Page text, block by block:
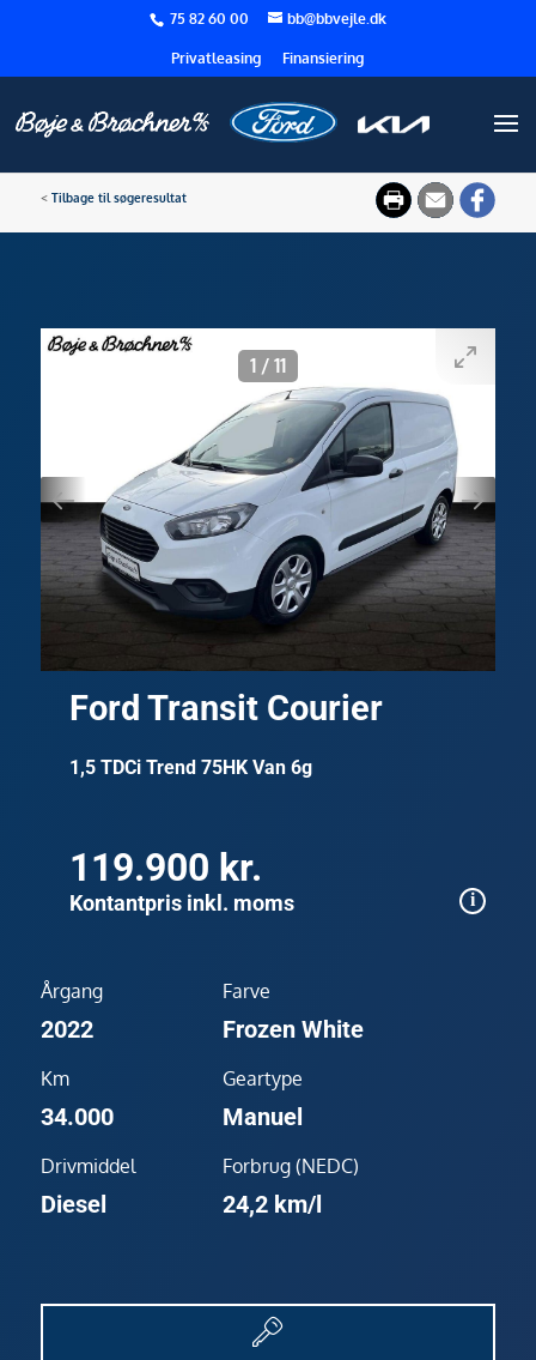
75 82 60 00 bb@bbvejle.dk
Privatleasing Finansiering
< Tilbage til søgeresultat
1/ 11
Ford Transit Courier
1,5 TDCi Trend 75HK Van 6g
119.900 kr.
Kontantpris inkl. moms
Årgang
2022
Farve
Frozen White
Km
34.000
Geartype
Manuel
Drivmiddel
Diesel
Forbrug (NEDC)
24,2 km/l